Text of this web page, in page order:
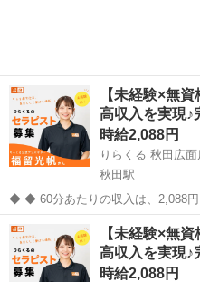
【未経験×無
高収入を実現
時給2,088円
りらくる 秋田広面
秋田駅
◆ ◆ 60分あたりの収入は、2,088円～3,510円！ セラピスト１人あた
りの施術数がコロナ禍前と比べて
付けてしっかり稼ぐなら今がチャンス！ ★応募後の流れ★詳
覧下さい...
秋田 秋田駅 セ
【未経験×無
高収入を実現
時給2,088円